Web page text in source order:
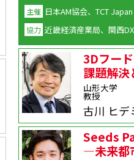
主催 日本AM協会、TCT Japan
協力 近畿経済産業局、関西
3Dフー
課題解決
山形大学
教授
古川 ヒデ
Seeds
―未来都